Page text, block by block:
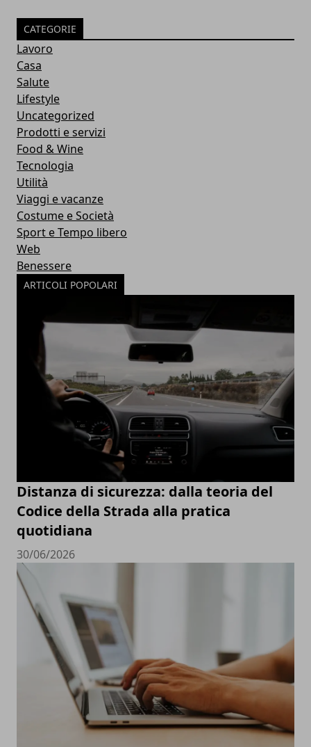
CATEGORIE
Lavoro
Casa
Salute
Lifestyle
Uncategorized
Prodotti e servizi
Food & Wine
Tecnologia
Utilità
Viaggi e vacanze
Costume e Società
Sport e Tempo libero
Web
Benessere
ARTICOLI POPOLARI
Distanza di sicurezza: dalla teoria del
Codice della Strada alla pratica
quotidiana
30/06/2026